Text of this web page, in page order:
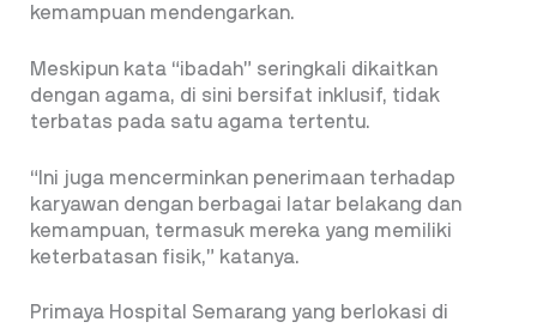
kemampuan mendengarkan.
Meskipun kata “ibadah” seringkali dikaitkan
dengan agama, di sini bersifat inklusif, tidak
terbatas pada satu agama tertentu.
“Ini juga mencerminkan penerimaan terhadap
karyawan dengan berbagai latar belakang dan
kemampuan, termasuk mereka yang memiliki
keterbatasan fisik,” katanya.
Primaya Hospital Semarang yang berlokasi di